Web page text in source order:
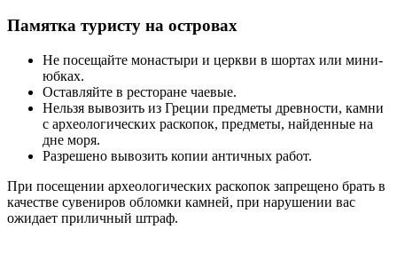
Памятка туристу на островах
Не посещайте монастыри и церкви в шортах или мини-
юбках.
Оставляйте в ресторане чаевые.
Нельзя вывозить из Греции предметы древности, камни
с археологических раскопок, предметы, найденные на
дне моря.
Разрешено вывозить копии античных работ.
При посещении археологических раскопок запрещено брать в
качестве сувениров обломки камней, при нарушении вас
ожидает приличный штраф.